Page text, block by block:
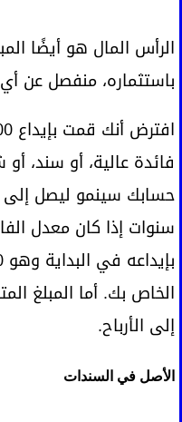
الرأس المال هو أيضًا
باستثماره، منفصل عن
إلى الأرباح.
الأصل في السندات